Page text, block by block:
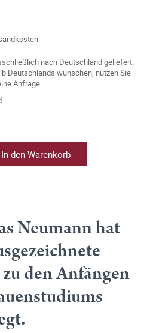
nach Deutschland geliefert.
Deutschlands wünschen, nutzen Sie
Anfrage.
In den Warenkorb
Neumann hat
den Anfängen